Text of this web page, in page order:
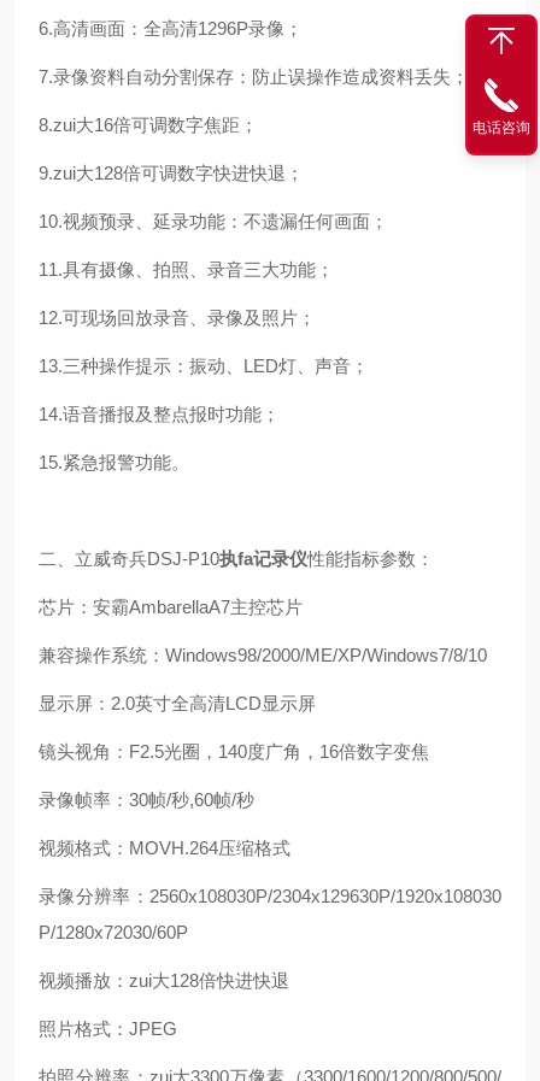
6.高清画面：全高清1296P录像；
7.录像资料自动分割保存：防止误操作造成资料丢失；
8.zui大16倍可调数字焦距；
9.zui大128倍可调数字快进快退；
10.视频预录、延录功能：不遗漏任何画面；
11.具有摄像、拍照、录音三大功能；
12.可现场回放录音、录像及照片；
13.三种操作提示：振动、LED灯、声音；
14.语音播报及整点报时功能；
15.紧急报警功能。
二、立威奇兵DSJ-P10执fa记录仪性能指标参数：
芯片：安霸AmbarellaA7主控芯片
兼容操作系统：Windows98/2000/ME/XP/Windows7/8/10
显示屏：2.0英寸全高清LCD显示屏
镜头视角：F2.5光圈，140度广角，16倍数字变焦
录像帧率：30帧/秒,60帧/秒
视频格式：MOVH.264压缩格式
录像分辨率：2560x108030P/2304x129630P/1920x108030
P/1280x72030/60P
视频播放：zui大128倍快进快退
照片格式：JPEG
拍照分辨率：zui大3300万像素（3300/1600/1200/800/500/
电话咨询